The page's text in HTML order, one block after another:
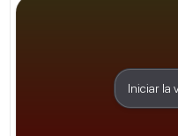
Iniciar la